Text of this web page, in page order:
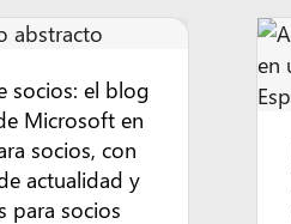
socios: el blog
Microsoft en
socios, con
actualidad y
para socios